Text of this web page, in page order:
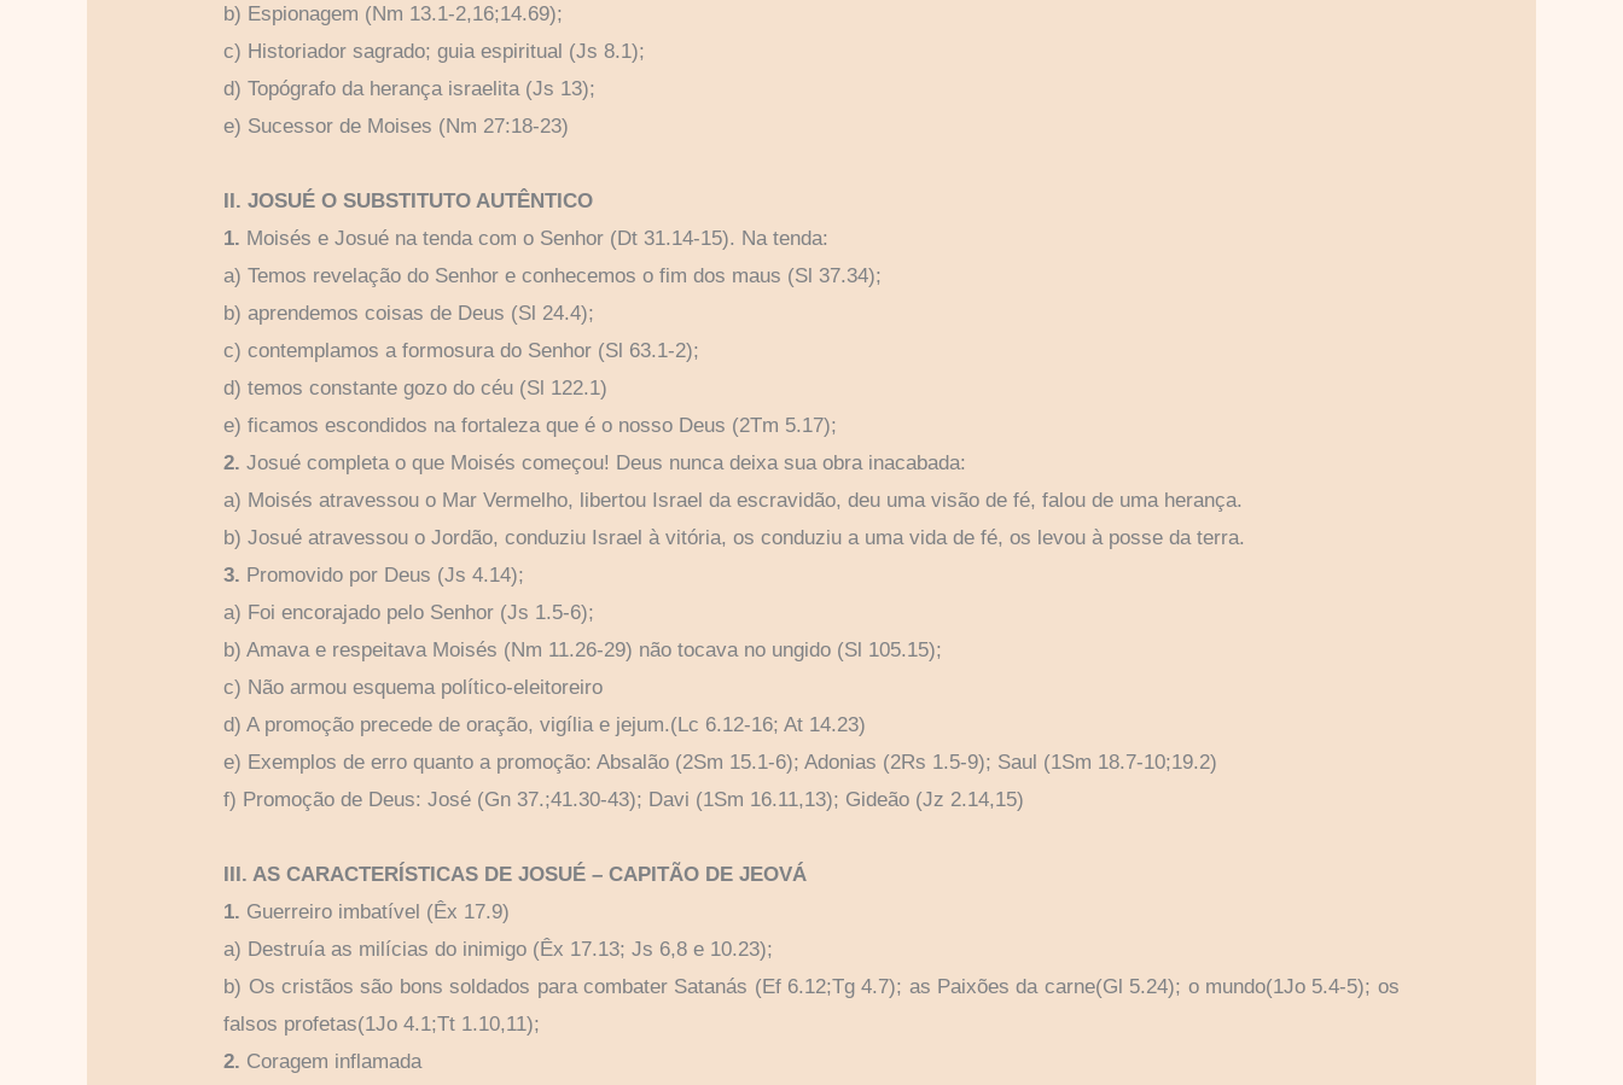
b) Espionagem (Nm 13.1-2,16;14.69);
c) Historiador sagrado; guia espiritual (Js 8.1);
d) Topógrafo da herança israelita (Js 13);
e) Sucessor de Moises (Nm 27:18-23)
II. JOSUÉ O SUBSTITUTO AUTÊNTICO
1. Moisés e Josué na tenda com o Senhor (Dt 31.14-15). Na tenda:
a) Temos revelação do Senhor e conhecemos o fim dos maus (Sl 37.34);
b) aprendemos coisas de Deus (Sl 24.4);
c) contemplamos a formosura do Senhor (Sl 63.1-2);
d) temos constante gozo do céu (Sl 122.1)
e) ficamos escondidos na fortaleza que é o nosso Deus (2Tm 5.17);
2. Josué completa o que Moisés começou! Deus nunca deixa sua obra inacabada:
a) Moisés atravessou o Mar Vermelho, libertou Israel da escravidão, deu uma visão de fé, falou de uma herança.
b) Josué atravessou o Jordão, conduziu Israel à vitória, os conduziu a uma vida de fé, os levou à posse da terra.
3. Promovido por Deus (Js 4.14);
a) Foi encorajado pelo Senhor (Js 1.5-6);
b) Amava e respeitava Moisés (Nm 11.26-29) não tocava no ungido (Sl 105.15);
c) Não armou esquema político-eleitoreiro
d) A promoção precede de oração, vigília e jejum.(Lc 6.12-16; At 14.23)
e) Exemplos de erro quanto a promoção: Absalão (2Sm 15.1-6); Adonias (2Rs 1.5-9); Saul (1Sm 18.7-10;19.2)
f) Promoção de Deus: José (Gn 37.;41.30-43); Davi (1Sm 16.11,13); Gideão (Jz 2.14,15)
III. AS CARACTERÍSTICAS DE JOSUÉ – CAPITÃO DE JEOVÁ
1. Guerreiro imbatível (Êx 17.9)
a) Destruía as milícias do inimigo (Êx 17.13; Js 6,8 e 10.23);
b) Os cristãos são bons soldados para combater Satanás (Ef 6.12;Tg 4.7); as Paixões da carne(Gl 5.24); o mundo(1Jo 5.4-5); os
falsos profetas(1Jo 4.1;Tt 1.10,11);
2. Coragem inflamada